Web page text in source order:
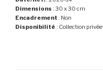
Dimensions : 30 x 30 cm
Encadrement : Non
Disponibilité : Collection privée